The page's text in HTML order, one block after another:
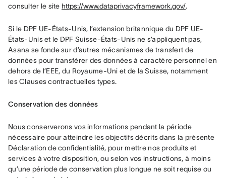
consulter le site https://www.dataprivacyframework.gov/.
Si le DPF UE-États-Unis, l’extension britannique du DPF UE-
États-Unis et le DPF Suisse-États-Unis ne s’appliquent pas,
Asana se fonde sur d’autres mécanismes de transfert de
données pour transférer des données à caractère personnel en
dehors de l’EEE, du Royaume-Uni et de la Suisse, notamment
les Clauses contractuelles types.
Conservation des données
Nous conserverons vos informations pendant la période
nécessaire pour atteindre les objectifs décrits dans la présente
Déclaration de confidentialité, pour mettre nos produits et
services à votre disposition, ou selon vos instructions, à moins
qu’une période de conservation plus longue ne soit requise ou